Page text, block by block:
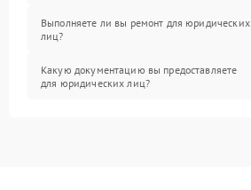
Выполняете ли вы ремонт для юридических
лиц?
Какую документацию вы предоставляете
для юридических лиц?